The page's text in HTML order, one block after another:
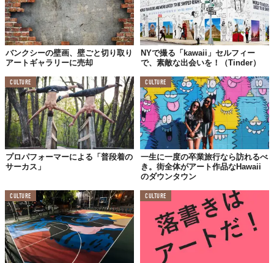
バンクシーの壁画、壁ごと切り取り
アートギャラリーに売却
NYで撮る「kawaii」セルフィー
で、素敵な出会いを！（Tinder）
CULTURE
プロパフォーマーによる「普段着の
サーカス」
CULTURE
一生に一度の卒業旅行なら訪れるべ
き。街全体がアート作品なHawaii
のダウンタウン
CULTURE CULTURE